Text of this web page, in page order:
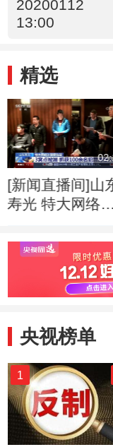
20200112
13:00
精选
[新闻直播间]山
寿光 特大网络诈
端 抓获100余
罪嫌疑人
央视榜单
1